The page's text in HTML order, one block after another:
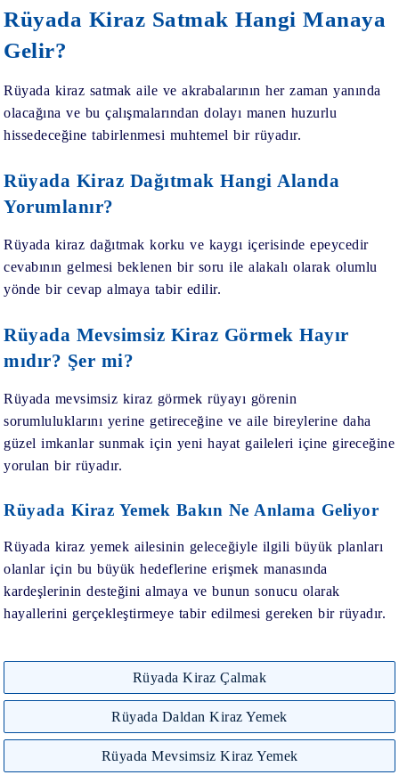
Rüyada Kiraz Satmak Hangi Manaya
Gelir?
Rüyada kiraz satmak aile ve akrabalarının her zaman yanında
olacağına ve bu çalışmalarından dolayı manen huzurlu
hissedeceğine tabirlenmesi muhtemel bir rüyadır.
Rüyada Kiraz Dağıtmak Hangi Alanda
Yorumlanır?
Rüyada kiraz dağıtmak korku ve kaygı içerisinde epeycedir
cevabının gelmesi beklenen bir soru ile alakalı olarak olumlu
yönde bir cevap almaya tabir edilir.
Rüyada Mevsimsiz Kiraz Görmek Hayır
mıdır? Şer mi?
Rüyada mevsimsiz kiraz görmek rüyayı görenin
sorumluluklarını yerine getireceğine ve aile bireylerine daha
güzel imkanlar sunmak için yeni hayat gaileleri içine gireceğine
yorulan bir rüyadır.
Rüyada Kiraz Yemek Bakın Ne Anlama Geliyor
Rüyada kiraz yemek ailesinin geleceğiyle ilgili büyük planları
olanlar için bu büyük hedeflerine erişmek manasında
kardeşlerinin desteğini almaya ve bunun sonucu olarak
hayallerini gerçekleştirmeye tabir edilmesi gereken bir rüyadır.
Rüyada Kiraz Çalmak
Rüyada Daldan Kiraz Yemek
Rüyada Mevsimsiz Kiraz Yemek